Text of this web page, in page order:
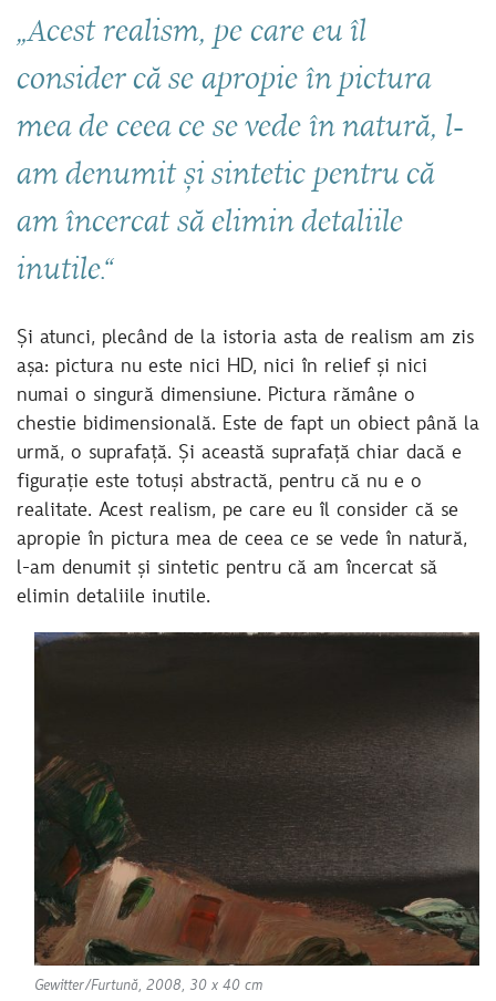
„Acest realism, pe care eu îl
consider că se apropie în pictura
mea de ceea ce se vede în natură, l-
am denumit și sintetic pentru că
am încercat să elimin detaliile
inutile.“
Și atunci, plecând de la istoria asta de realism am zis
așa: pictura nu este nici HD, nici în relief și nici
numai o singură dimensiune. Pictura rămâne o
chestie bidimensională. Este de fapt un obiect până la
urmă, o suprafață. Și această suprafață chiar dacă e
figurație este totuși abstractă, pentru că nu e o
realitate. Acest realism, pe care eu îl consider că se
apropie în pictura mea de ceea ce se vede în natură,
l-am denumit și sintetic pentru că am încercat să
elimin detaliile inutile.
Gewitter/Furtună, 2008, 30 x 40 cm